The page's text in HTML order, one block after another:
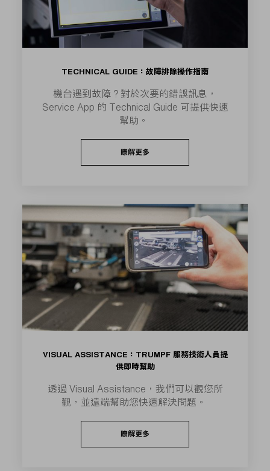
TECHNICAL GUIDE：故障排除操作指南
機台遇到故障？對於次要的錯誤訊息，
Service App 的 Technical Guide 可提供快速
幫助。
瞭解更多
VISUAL ASSISTANCE：TRUMPF 服務技術人員提
供即時幫助
透過 Visual Assistance，我們可以觀您所
觀，並遠端幫助您快速解決問題。
瞭解更多